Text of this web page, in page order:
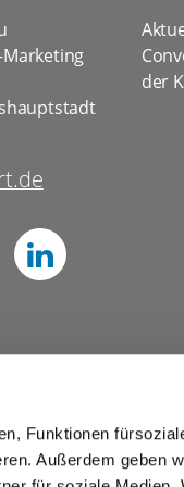
Funktionen
Außerdem geben
der